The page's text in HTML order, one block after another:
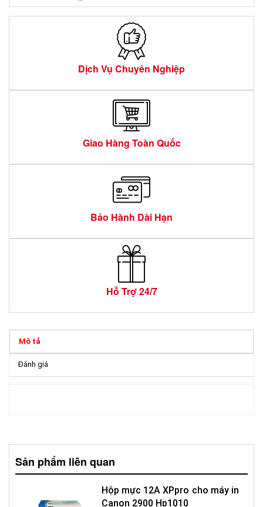
Dịch Vụ Chuyên Nghiệp
Giao Hàng Toàn Quốc
Bảo Hành Dài Hạn
Hỗ Trợ 24/7
Mô tả
Đánh giá
Sản phẩm liên quan
Hộp mực 12A XPpro cho máy in
Canon 2900 Hp1010